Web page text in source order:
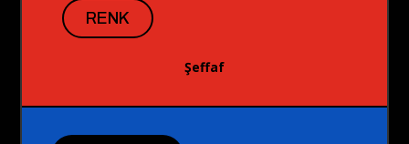
RENK
Şeffaf